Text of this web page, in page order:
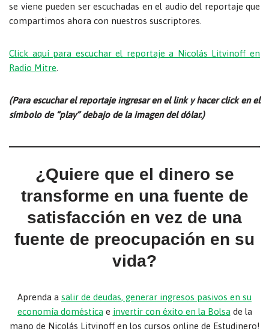
se viene pueden ser escuchadas en el audio del reportaje que
compartimos ahora con nuestros suscriptores.
Click aquí para escuchar el reportaje a Nicolás Litvinoff en
Radio Mitre
(Para escuchar el reportaje ingresar en el link y hacer click en el
símbolo de “play” debajo de la imagen del dólar.)
¿Quiere que el dinero se
transforme en una fuente de
satisfacción en vez de una
fuente de preocupación en su
vida?
Aprenda a salir de deudas, generar ingresos pasivos en su
economía doméstica e invertir con éxito en la Bolsa de la
mano de Nicolás Litvinoff en los cursos online de Estudinero!